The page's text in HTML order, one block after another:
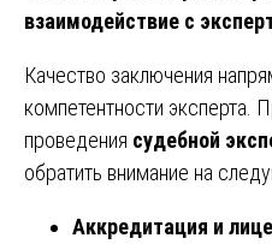
взаимодействие с
Качество заключения
компетентности эксперта.
проведения судебной
обратить внимание на
Аккредитация и